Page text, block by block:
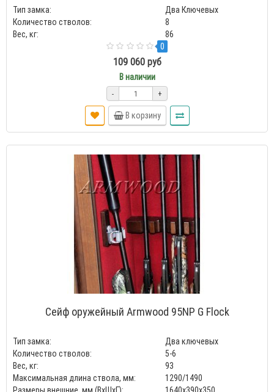
Тип замка:
Два Ключевых
Количество стволов:
8
Вес, кг:
86
0
109 060 руб
В наличии
- +
В корзину
Сейф оружейный Armwood 95NP G Flock
Тип замка:
Два ключевых
Количество стволов:
5-6
Вес, кг:
93
Максимальная длина ствола, мм:
1290/1490